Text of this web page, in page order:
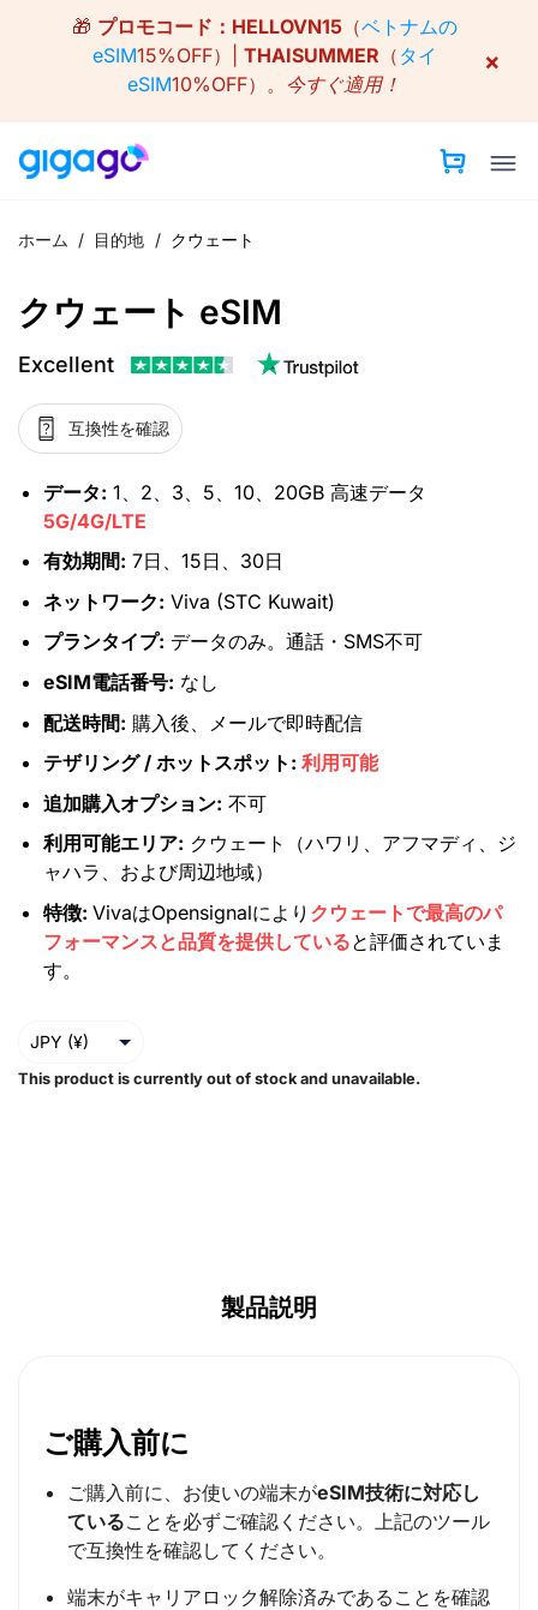
🎁 プロモコード： HELLOVN15（ベトナムの
eSIM15%OFF）| THAISUMMER （ タイ
eSIM10%OFF）。 今すぐ適用！
×
ホーム / 目的地 / クウェート
クウェート eSIM
Excellent
互換性を確認
データ: 1、2、3、5、10、20GB 高速データ
5G/4G/LTE
有効期間: 7日、15日、30日
ネットワーク: Viva (STC Kuwait)
プランタイプ: データのみ。通話・SMS不可
eSIM電話番号: なし
配送時間: 購入後、メールで即時配信
テザリング / ホットスポット: 利用可能
追加購入オプション: 不可
利用可能エリア: クウェート（ハワリ、アフマディ、ジ
ャハラ、および周辺地域）
特徴: VivaはOpensignalにより クウェートで最高のパ
フォーマンスと品質を提供していると評価されていま
す。
JPY (¥)
USD ($)
This product is currently out of stock and unavailable.
製品説明
ご購入前に
ご購入前に、お使いの端末がeSIM技術に対応し
ていることを必ずご確認ください。上記のツール
で互換性を確認してください。
端末がキャリアロック解除済みであることを確認